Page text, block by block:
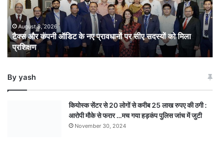
नए
प्रावधानों
पर
सीए
सदस्यों
को
प्रशिक्षण
August 8, 2026
टैक्स और कंपनी ऑडिट के नए प्रावधानों पर सीए सदस्यों को मिला
प्रशिक्षण
By yash
कियोस्क सेंटर से 20 लोगों से करीब 25 लाख रुपए की ठगी :
आरोपी मौके से फरार …मच गया हड़कंप पुलिस जांच में जुटी
November 30, 2024